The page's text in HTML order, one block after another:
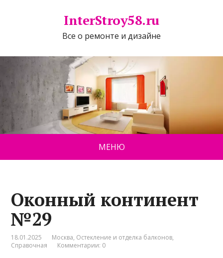
InterStroy58.ru
Все о ремонте и дизайне
МЕНЮ
Оконный континент
№29
18.01.2025 Москва, Остекление и отделка балконов,
Справочная
Комментарии: 0